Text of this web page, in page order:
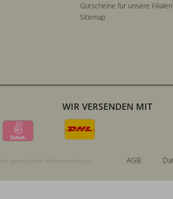
Gutscheine für unsere Filialen
Sitemap
WIR VERSENDEN MIT
AGB
gesetzlicher Mehrwertsteuer.